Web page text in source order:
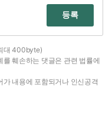
등록
대 400byte)
훼손하는 댓글은 관련 법률에
내용에 포함되거나 인신공격